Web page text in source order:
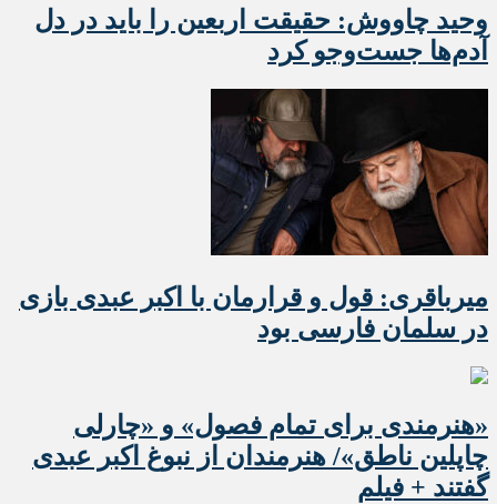
وحید چاووش: حقیقت اربعین را باید در دل
آدم‌ها جست‌وجو کرد
میرباقری: قول و قرارمان با اکبر عبدی بازی
در سلمان فارسی بود
«هنرمندی برای تمام فصول» و «چارلی
چاپلین ناطق»/ هنرمندان از نبوغ اکبر عبدی
گفتند + فیلم